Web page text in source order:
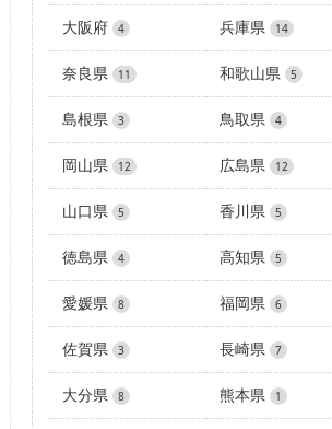
大阪府 4 兵庫県 14
奈良県 11 和歌山県 5
島根県 3 鳥取県 4
岡山県 12 広島県 12
山口県 5 香川県 5
徳島県 4 高知県 5
愛媛県 8 福岡県 6
佐賀県 3 長崎県 7
大分県 8 熊本県 1